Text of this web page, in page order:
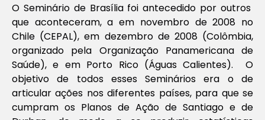
O Seminário de Brasília foi antecedido por outros
que aconteceram, a em novembro de 2008 no
Chile (CEPAL), em dezembro de 2008 (Colômbia,
organizado pela Organização Panamericana de
Saúde), e em Porto Rico (Águas Calientes). O
objetivo de todos esses Seminários era o de
articular ações nos diferentes países, para que se
cumpram os Planos de Ação de Santiago e de